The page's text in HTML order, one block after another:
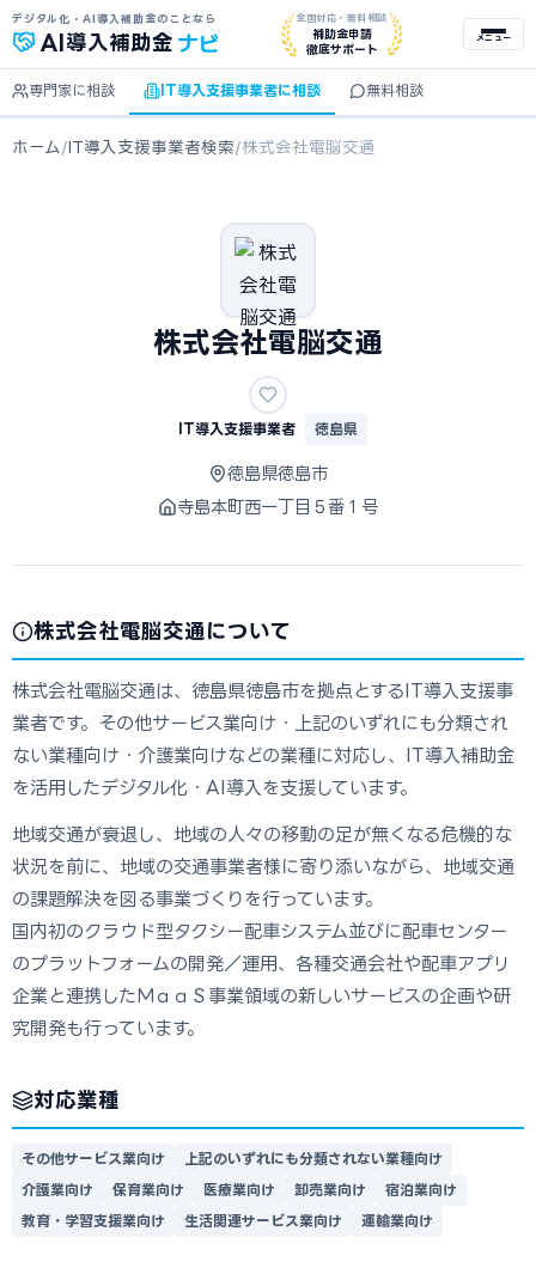
デジタル化・AI導入補助金のことなら
AI 導入補助金 ナビ
全国対応・無料相談
補助金申請
徹底サポート
メニュー
専門家に相談 IT導入支援事業者に相談 無料相談
ホーム /IT導入支援事業者検索/株式会社電脳交通
株式会社電脳交通
IT導入支援事業者 徳島県
徳島県徳島市
寺島本町西一丁目５番１号
株式会社電脳交通について
株式会社電脳交通は、徳島県徳島市を拠点とするIT導入支援事
業者です。その他サービス業向け・上記のいずれにも分類され
ない業種向け・介護業向けなどの業種に対応し、IT導入補助金
を活用したデジタル化・AI導入を支援しています。
地域交通が衰退し、地域の人々の移動の足が無くなる危機的な
状況を前に、地域の交通事業者様に寄り添いながら、地域交通
の課題解決を図る事業づくりを行っています。
国内初のクラウド型タクシー配車システム並びに配車センター
のプラットフォームの開発／運用、各種交通会社や配車アプリ
企業と連携したＭａａＳ事業領域の新しいサービスの企画や研
究開発も行っています。
対応業種
その他サービス業向け
上記のいずれにも分類されない業種向け
介護業向け
保育業向け 医療業向け 卸売業向け
宿泊業向け
教育・学習支援業向け
生活関連サービス業向け 運輸業向け